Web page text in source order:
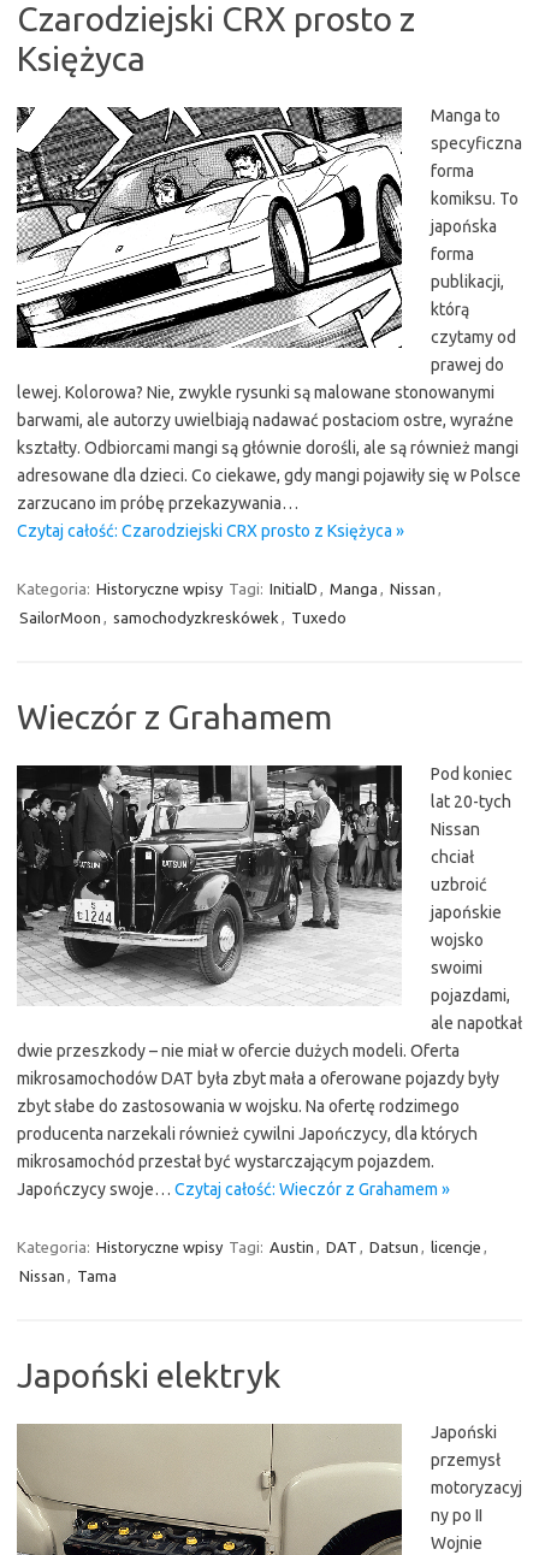
Czarodziejski CRX prosto z
Księżyca
Manga to
specyficzna
forma
komiksu. To
japońska
forma
publikacji,
którą
czytamy od
prawej do
lewej. Kolorowa? Nie, zwykle rysunki są malowane stonowanymi
barwami, ale autorzy uwielbiają nadawać postaciom ostre, wyraźne
kształty. Odbiorcami mangi są głównie dorośli, ale są również mangi
adresowane dla dzieci. Co ciekawe, gdy mangi pojawiły się w Polsce
zarzucano im próbę przekazywania…
Czytaj całość: Czarodziejski CRX prosto z Księżyca »
Kategoria: Historyczne wpisy Tagi: InitialD , Manga , Nissan ,
SailorMoon , samochodyzkreskówek , Tuxedo
Wieczór z Grahamem
Pod koniec
lat 20-tych
Nissan
chciał
uzbroić
japońskie
wojsko
swoimi
pojazdami,
ale napotkał
dwie przeszkody – nie miał w ofercie dużych modeli. Oferta
mikrosamochodów DAT była zbyt mała a oferowane pojazdy były
zbyt słabe do zastosowania w wojsku. Na ofertę rodzimego
producenta narzekali również cywilni Japończycy, dla których
mikrosamochód przestał być wystarczającym pojazdem.
Japończycy swoje… Czytaj całość: Wieczór z Grahamem »
Kategoria: Historyczne wpisy Tagi: Austin , DAT , Datsun , licencje ,
Nissan , Tama
Japoński elektryk
Japoński
przemysł
motoryzacyj
ny po II
Wojnie